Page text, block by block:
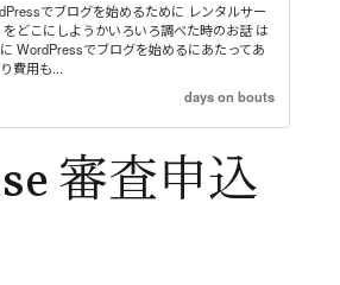
でブログを始めるために レンタルサー
をどこにしようかいろいろ調べた時のお話 は
WordPressでブログを始めるにあたってあ
費用も...
days on bouts
審査申込